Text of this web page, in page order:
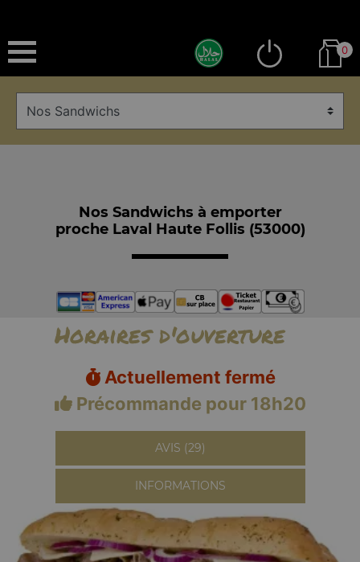
0
Nos Sandwichs à emporter
proche Laval Haute Follis (53000)
Horaires d'ouverture
Actuellement fermé
Précommande pour 18h20
AVIS (29)
INFORMATIONS